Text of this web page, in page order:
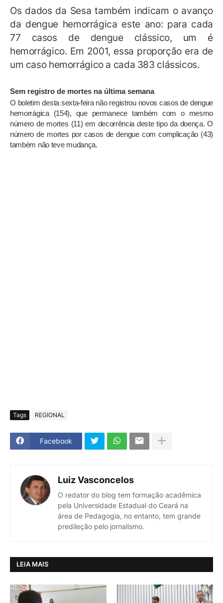
Os dados da Sesa também indicam o avanço
da dengue hemorrágica este ano: para cada
77 casos de dengue clássico, um é
hemorrágico. Em 2001, essa proporção era de
um caso hemorrágico a cada 383 clássicos.
Sem registro de mortes na última semana
O boletim desta sexta-feira não registrou novos casos de dengue
hemorrágica (154), que permanece também com o mesmo
número de mortes (11) em decorrência deste tipo da doença. O
número de mortes por casos de dengue com complicação (43)
também não teve mudança.
Tags REGIONAL
Facebook
Luiz Vasconcelos
O redator do blog tem formação acadêmica
pela Universidade Estadual do Ceará na
área de Pedagogia, no entanto, tem grande
predileção pelo jornalismo.
LEIA MAIS